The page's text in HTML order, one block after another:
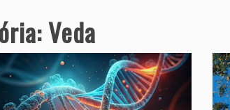
Veda